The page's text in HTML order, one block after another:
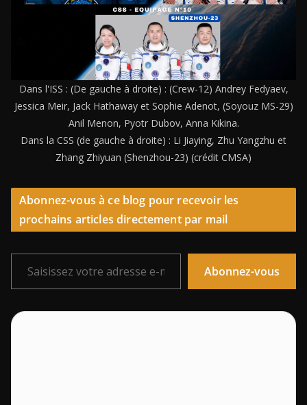
Dans l'ISS : (De gauche à droite) : (Crew-12) Andrey Fedyaev,
Jessica Meir, Jack Hathaway et Sophie Adenot, (Soyouz MS-29)
Anil Menon, Pyotr Dubov, Anna Kikina.
Dans la CSS (de gauche à droite) : Li Jiaying, Zhu Yangzhu et
Zhang Zhiyuan (Shenzhou-23) (crédit CMSA)
Abonnez-vous à ce blog pour recevoir les
prochains articles directement par mail
Saisissez votre adresse e-mail…
Abonnez-vous